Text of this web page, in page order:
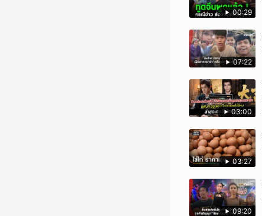
00:29
07:22
03:00
03:27
09:20